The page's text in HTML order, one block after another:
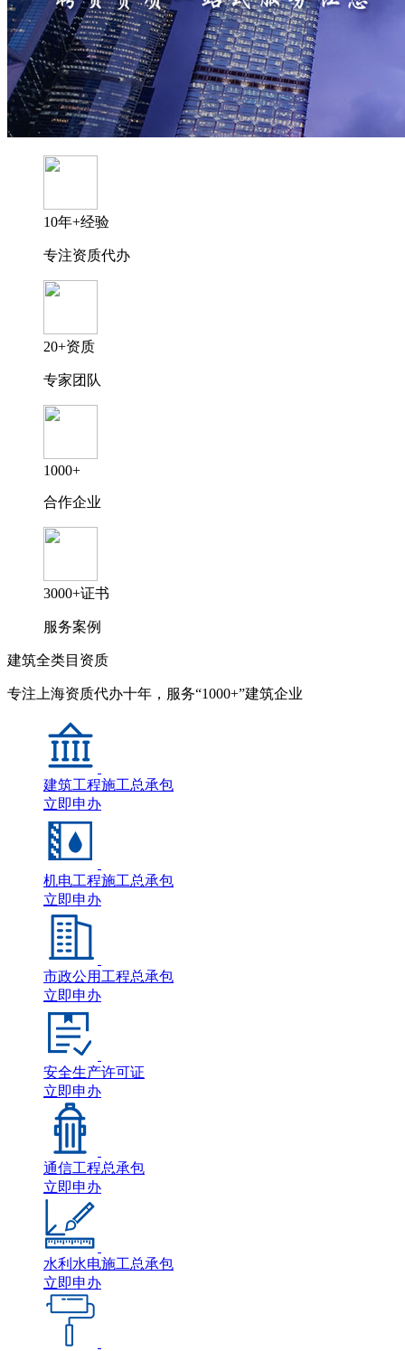
10年+经验
专注资质代办
20+资质
专家团队
1000+
合作企业
3000+证书
服务案例
建筑全类目资质
专注上海资质代办十年，服务“1000+”建筑企业
建筑工程施工总承包
立即申办
机电工程施工总承包
立即申办
市政公用工程总承包
立即申办
安全生产许可证
立即申办
通信工程总承包
立即申办
水利水电施工总承包
立即申办